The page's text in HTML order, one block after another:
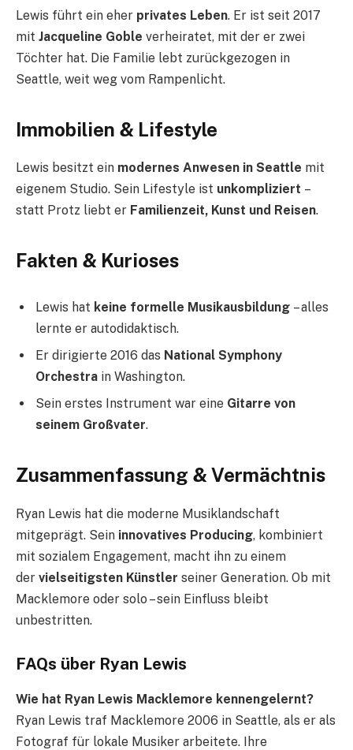
Lewis führt ein eher privates Leben. Er ist seit 2017
mit Jacqueline Goble verheiratet, mit der er zwei
Töchter hat. Die Familie lebt zurückgezogen in
Seattle, weit weg vom Rampenlicht.
Immobilien & Lifestyle
Lewis besitzt ein modernes Anwesen in Seattle mit
eigenem Studio. Sein Lifestyle ist unkompliziert –
statt Protz liebt er Familienzeit, Kunst und Reisen.
Fakten & Kurioses
Lewis hat keine formelle Musikausbildung – alles
lernte er autodidaktisch.
Er dirigierte 2016 das National Symphony
Orchestra in Washington.
Sein erstes Instrument war eine Gitarre von
seinem Großvater.
Zusammenfassung & Vermächtnis
Ryan Lewis hat die moderne Musiklandschaft
mitgeprägt. Sein innovatives Producing, kombiniert
mit sozialem Engagement, macht ihn zu einem
der vielseitigsten Künstler seiner Generation. Ob mit
Macklemore oder solo – sein Einfluss bleibt
unbestritten.
FAQs über Ryan Lewis
Wie hat Ryan Lewis Macklemore kennengelernt?
Ryan Lewis traf Macklemore 2006 in Seattle, als er als
Fotograf für lokale Musiker arbeitete. Ihre